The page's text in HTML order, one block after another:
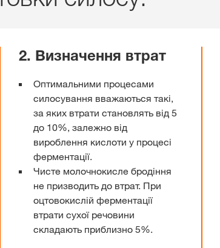
2. Визначення втрат
Оптимальними процесами
силосування вважаються такі,
за яких втрати становлять від 5
до 10%, залежно від
вироблення кислоти у процесі
ферментації.
Чисте молочнокисле бродіння
не призводить до втрат. При
оцтовокислій ферментації
втрати сухої речовини
складають приблизно 5%.